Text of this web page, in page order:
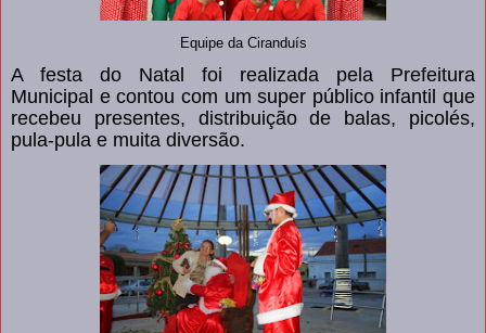
Equipe da Ciranduís
A festa do Natal foi realizada pela Prefeitura
Municipal e contou com um super público infantil que
recebeu presentes, distribuição de balas, picolés,
pula-pula e muita diversão.